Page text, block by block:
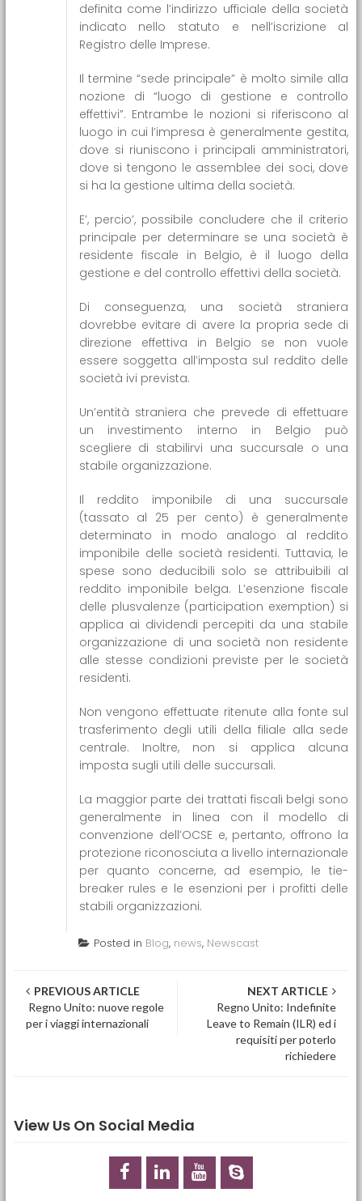
definita come l’indirizzo ufficiale della società
indicato nello statuto e nell’iscrizione al
Registro delle Imprese.
Il termine “sede principale” è molto simile alla
nozione di “luogo di gestione e controllo
effettivi”. Entrambe le nozioni si riferiscono al
luogo in cui l’impresa è generalmente gestita,
dove si riuniscono i principali amministratori,
dove si tengono le assemblee dei soci, dove
si ha la gestione ultima della società.
E’, percio’, possibile concludere che il criterio
principale per determinare se una società è
residente fiscale in Belgio, è il luogo della
gestione e del controllo effettivi della società.
Di conseguenza, una società straniera
dovrebbe evitare di avere la propria sede di
direzione effettiva in Belgio se non vuole
essere soggetta all’imposta sul reddito delle
società ivi prevista.
Un’entità straniera che prevede di effettuare
un investimento interno in Belgio può
scegliere di stabilirvi una succursale o una
stabile organizzazione.
Il reddito imponibile di una succursale
(tassato al 25 per cento) è generalmente
determinato in modo analogo al reddito
imponibile delle società residenti. Tuttavia, le
spese sono deducibili solo se attribuibili al
reddito imponibile belga. L’esenzione fiscale
delle plusvalenze (participation exemption) si
applica ai dividendi percepiti da una stabile
organizzazione di una società non residente
alle stesse condizioni previste per le società
residenti.
Non vengono effettuate ritenute alla fonte sul
trasferimento degli utili della filiale alla sede
centrale. Inoltre, non si applica alcuna
imposta sugli utili delle succursali.
La maggior parte dei trattati fiscali belgi sono
generalmente in linea con il modello di
convenzione dell’OCSE e, pertanto, offrono la
protezione riconosciuta a livello internazionale
per quanto concerne, ad esempio, le tie-
breaker rules e le esenzioni per i profitti delle
stabili organizzazioni.
Posted in Blog, news, Newscast
Post navigation
PREVIOUS ARTICLE
Regno Unito: nuove regole
per i viaggi internazionali
NEXT ARTICLE
Regno Unito: Indefinite
Leave to Remain (ILR) ed i
requisiti per poterlo
richiedere
View Us On Social Media